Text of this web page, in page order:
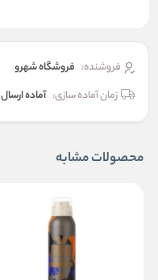
فروشنده: فروشگاه شهرو
زمان آماده سازی: آماده ارسال
محصولات مشابه